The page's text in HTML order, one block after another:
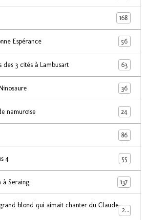
168
Espérance 56
des 3 cités à Lambusart 63
36
namuroise 24
86
4 55
à Seraing 137
blond qui aimait chanter du Claude
24